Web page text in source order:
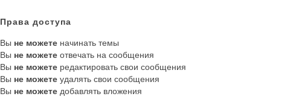
Права доступа
Вы не можете начинать темы
Вы не можете отвечать на сообщения
Вы не можете редактировать свои сообщения
Вы не можете удалять свои сообщения
Вы не можете добавлять вложения